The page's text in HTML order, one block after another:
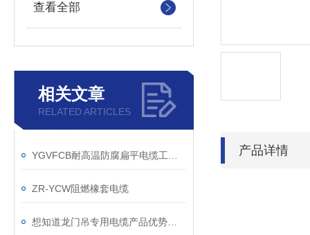
查看全部
相关文章
RELATED ARTICLES
ZR-YCW阻燃橡套电缆
产品详情